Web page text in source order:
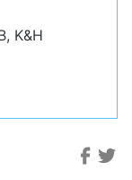
K&H